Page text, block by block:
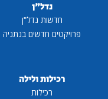
נדל"ן
חדשות נדל"ן
פרויקטים חדשים בנתניה
רכילות ולילה
רכילות